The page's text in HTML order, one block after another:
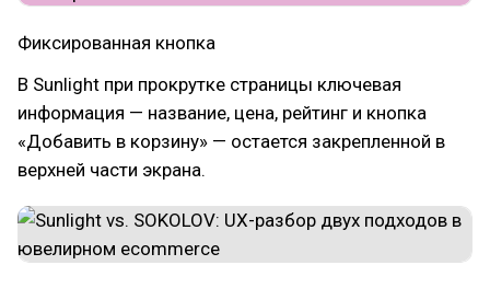
Фиксированная кнопка
В Sunlight при прокрутке страницы ключевая
информация — название, цена, рейтинг и кнопка
«Добавить в корзину» — остается закрепленной в
верхней части экрана.